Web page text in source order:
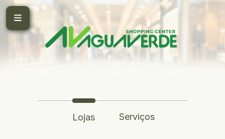
Lojas Serviços